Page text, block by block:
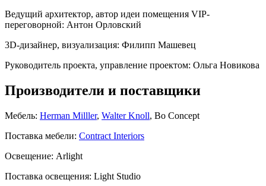
Ведущий архитектор, автор идеи помещения VIP-
переговорной: Антон Орловский
3D-дизайнер, визуализация: Филипп Машевец
Руководитель проекта, управление проектом: Ольга Новикова
Производители и поставщики
Мебель: Herman Milller, Walter Knoll, Bo Concept
Поставка мебели: Contract Interiors
Освещение: Arlight
Поставка освещения: Light Studio